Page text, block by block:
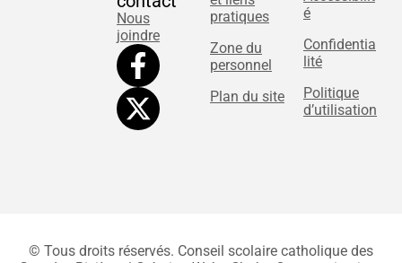
Nous
joindre
pratiques
Zone du
personnel
Plan du site
é
Confidentia
lité
Politique
d’utilisation
© Tous droits réservés. Conseil scolaire catholique des